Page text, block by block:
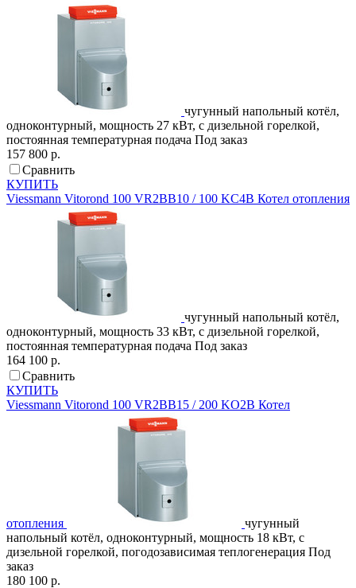
чугунный напольный котёл,
одноконтурный, мощность 27 кВт, с дизельной горелкой,
постоянная температурная подача Под заказ
157 800 р.
Сравнить
КУПИТЬ
Viessmann Vitorond 100 VR2BB10 / 100 KC4B Котел отопления
чугунный напольный котёл,
одноконтурный, мощность 33 кВт, с дизельной горелкой,
постоянная температурная подача Под заказ
164 100 р.
Сравнить
КУПИТЬ
Viessmann Vitorond 100 VR2BB15 / 200 KO2B Котел
отопления
чугунный
напольный котёл, одноконтурный, мощность 18 кВт, с
дизельной горелкой, погодозависимая теплогенерация Под
заказ
180 100 р.